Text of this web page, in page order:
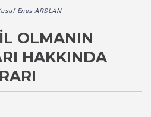
Enes ARSLAN
OLMANIN
HAKKINDA